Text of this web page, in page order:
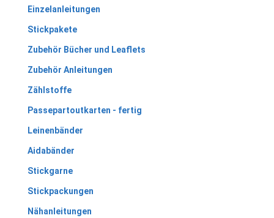
Einzelanleitungen
Stickpakete
Zubehör Bücher und Leaflets
Zubehör Anleitungen
Zählstoffe
Passepartoutkarten - fertig
Leinenbänder
Aidabänder
Stickgarne
Stickpackungen
Nähanleitungen